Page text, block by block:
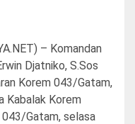
– Komandan
Djatniko, S.Sos
Korem 043/Gatam,
Kabalak Korem
Gatam, selasa